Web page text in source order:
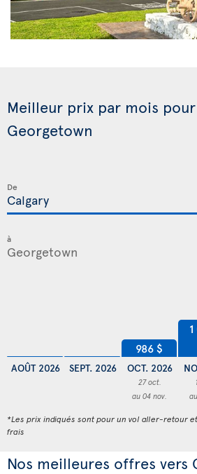
Meilleur prix par mois
Georgetown
De
à
AOÛT 2026 SEPT. 2026
986 $
OCT. 2026
27 oct.
au 04 nov.
*Les prix indiqués sont pour un vol aller-retour
frais
Nos meilleures offres vers